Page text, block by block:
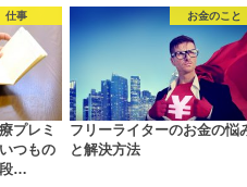
仕事
プレミ
つもの
段…
お金のこと
フリーライターのお金の悩
と解決方法